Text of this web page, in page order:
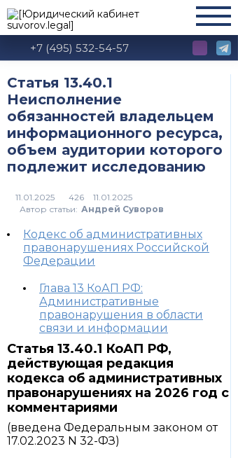
+7 (495) 532-54-57
Статья 13.40.1
Неисполнение
обязанностей владельцем
информационного ресурса,
объем аудитории которого
подлежит исследованию
426
Автор статьи: Андрей Суворов
Кодекс об административных
правонарушениях Российской
Федерации
Глава 13 КоАП РФ:
Административные
правонарушения в области
связи и информации
Статья 13.40.1 КоАП РФ,
действующая редакция
кодекса об административных
правонарушениях на 2026 год с
комментариями
(введена Федеральным законом от
17.02.2023 N 32-ФЗ)